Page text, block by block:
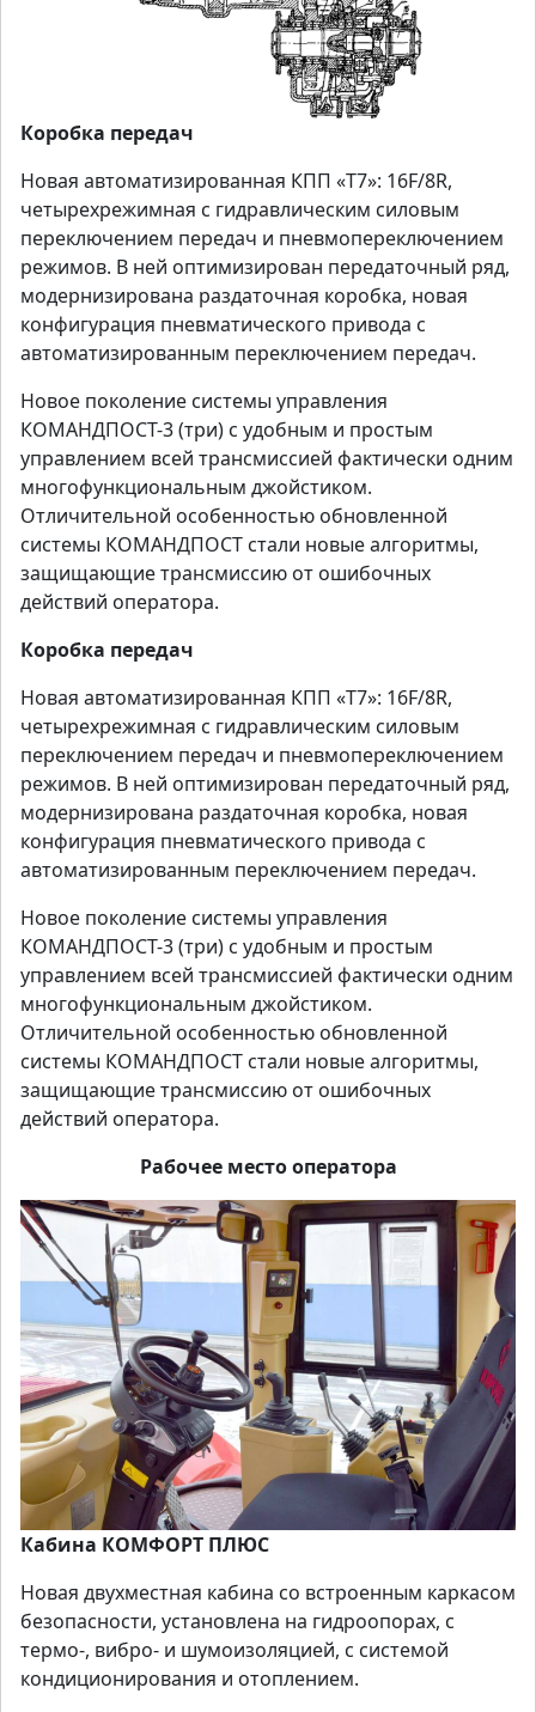
Коробка передач
Новая автоматизированная КПП «Т7»: 16F/8R,
четырехрежимная с гидравлическим силовым
переключением передач и пневмопереключением
режимов. В ней оптимизирован передаточный ряд,
модернизирована раздаточная коробка, новая
конфигурация пневматического привода с
автоматизированным переключением передач.
Новое поколение системы управления
КОМАНДПОСТ-3 (три) с удобным и простым
управлением всей трансмиссией фактически одним
многофункциональным джойстиком.
Отличительной особенностью обновленной
системы КОМАНДПОСТ стали новые алгоритмы,
защищающие трансмиссию от ошибочных
действий оператора.
Коробка передач
Новая автоматизированная КПП «Т7»: 16F/8R,
четырехрежимная с гидравлическим силовым
переключением передач и пневмопереключением
режимов. В ней оптимизирован передаточный ряд,
модернизирована раздаточная коробка, новая
конфигурация пневматического привода с
автоматизированным переключением передач.
Новое поколение системы управления
КОМАНДПОСТ-3 (три) с удобным и простым
управлением всей трансмиссией фактически одним
многофункциональным джойстиком.
Отличительной особенностью обновленной
системы КОМАНДПОСТ стали новые алгоритмы,
защищающие трансмиссию от ошибочных
действий оператора.
Рабочее место оператора
Кабина КОМФОРТ ПЛЮС
Новая двухместная кабина со встроенным каркасом
безопасности, установлена на гидроопорах, с
термо-, вибро- и шумоизоляцией, с системой
кондиционирования и отоплением.